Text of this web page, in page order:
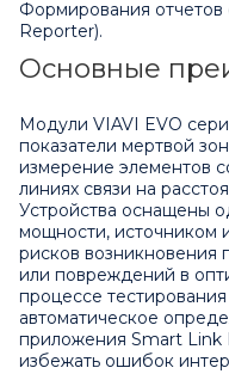
Формирования
Reporter).
Основные
Модули VIAVI EVO
показатели мертвой
измерение элементов
линиях связи на
Устройства оснащены
мощности, источником
рисков возникновения
или повреждений в
процессе
автоматическое
приложения Smart Link
избежать ошибок